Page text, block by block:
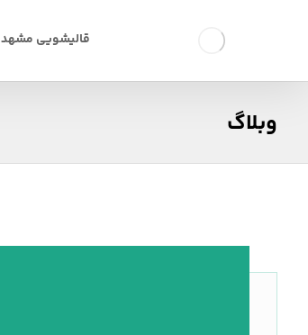
قالیشویی مشهد
وبلاگ